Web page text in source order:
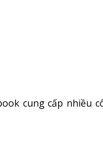
cung cấp nhiều